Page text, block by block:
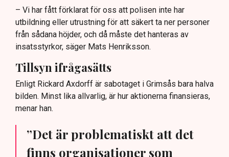
– Vi har fått förklarat för oss att polisen inte har
utbildning eller utrustning för att säkert ta ner personer
från sådana höjder, och då måste det hanteras av
insatsstyrkor, säger Mats Henriksson.
Tillsyn ifrågasätts
Enligt Rickard Axdorff är sabotaget i Grimsås bara halva
bilden. Minst lika allvarlig, är hur aktionerna finansieras,
menar han.
”Det är problematiskt att det
finns organisationer som